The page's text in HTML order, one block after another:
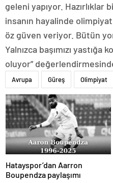
geleni yapıyor.
insanın hayalinde
öz güven veriyor. Bütün
Yalnızca başımızı yastığa
oluyor”
Avrupa Güreş Olimpiyat
Hatayspor’dan Aarron
Boupendza paylaşımı